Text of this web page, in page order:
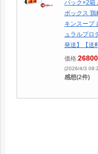
パック×2箱
ボックス 鶏
キンスープ
ュラルプロ
発送】【送
価格:
(2026/4/3
感想(2件)